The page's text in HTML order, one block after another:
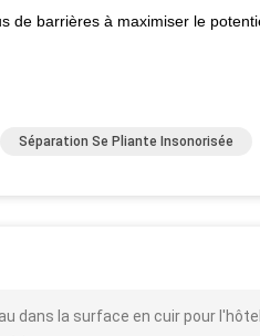
de barrières à maximiser le
Séparation Se Pliante Insonorisée
dans la surface en cuir pour